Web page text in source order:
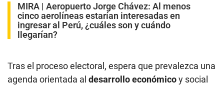
MIRA | Aeropuerto Jorge Chávez: Al menos
cinco aerolíneas estarían interesadas en
ingresar al Perú, ¿cuáles son y cuándo
llegarían?
Tras el proceso electoral, espera que prevalezca una
agenda orientada al desarrollo económicoy social